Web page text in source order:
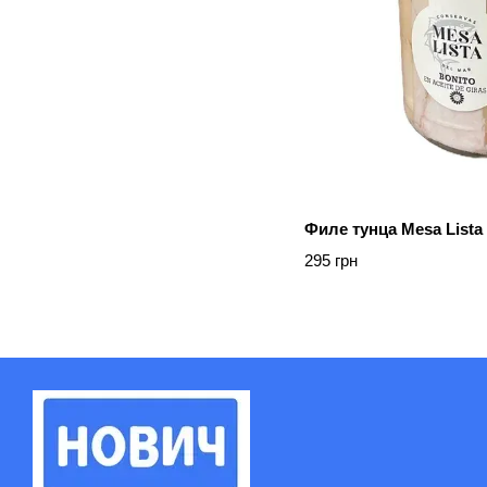
Филе тунца Mesa Lista
295 грн